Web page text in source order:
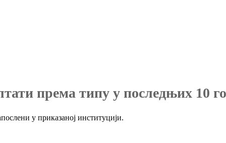
према типу у последњих 10
у приказаној институцији.